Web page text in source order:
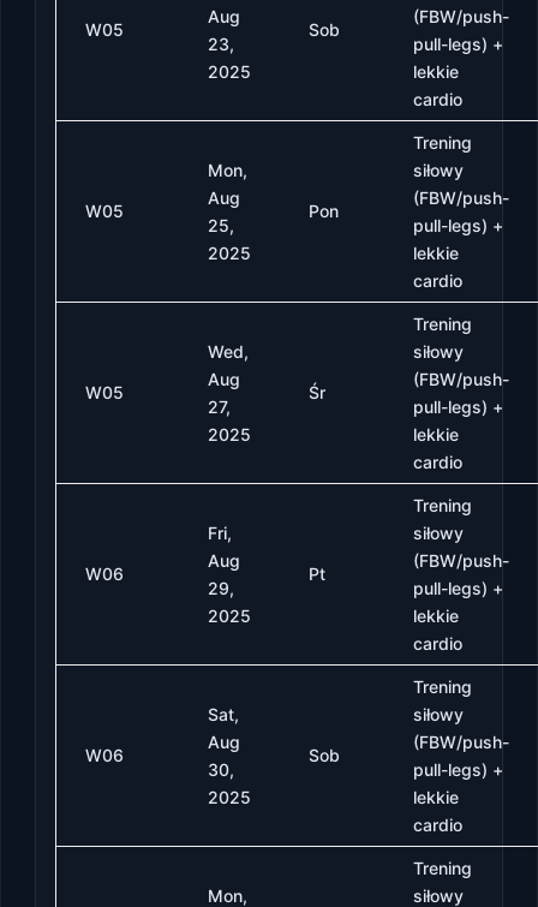
W05
Aug
23,
2025
Sob
(FBW/push-
pull-legs) +
lekkie
cardio
W05
Mon,
Aug
25,
2025
Pon
Trening
siłowy
(FBW/push-
pull-legs) +
lekkie
cardio
W05
Wed,
Aug
27,
2025
Śr
Trening
siłowy
(FBW/push-
pull-legs) +
lekkie
cardio
W06
Fri,
Aug
29,
2025
Pt
Trening
siłowy
(FBW/push-
pull-legs) +
lekkie
cardio
W06
Sat,
Aug
30,
2025
Sob
Trening
siłowy
(FBW/push-
pull-legs) +
lekkie
cardio
Mon,
Trening
siłowy